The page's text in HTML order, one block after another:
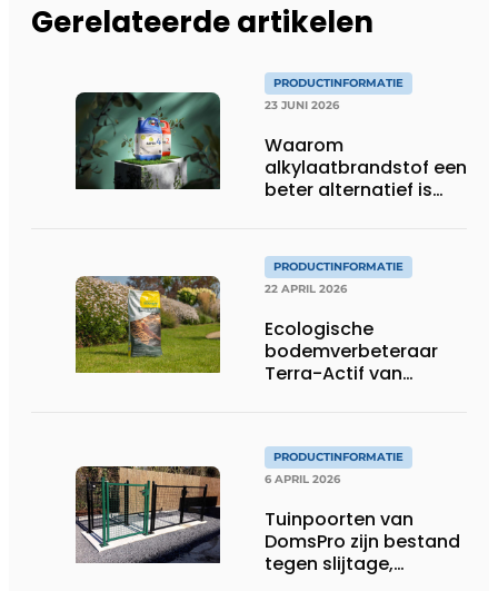
Gerelateerde artikelen
PRODUCTINFORMATIE
23 JUNI 2026
Waarom
alkylaatbrandstof een
beter alternatief is
PRODUCTINFORMATIE
22 APRIL 2026
Ecologische
bodemverbeteraar
Terra-Actif van
professionele
groenprojecten
PRODUCTINFORMATIE
6 APRIL 2026
Tuinpoorten van
DomsPro zijn bestand
tegen slijtage,